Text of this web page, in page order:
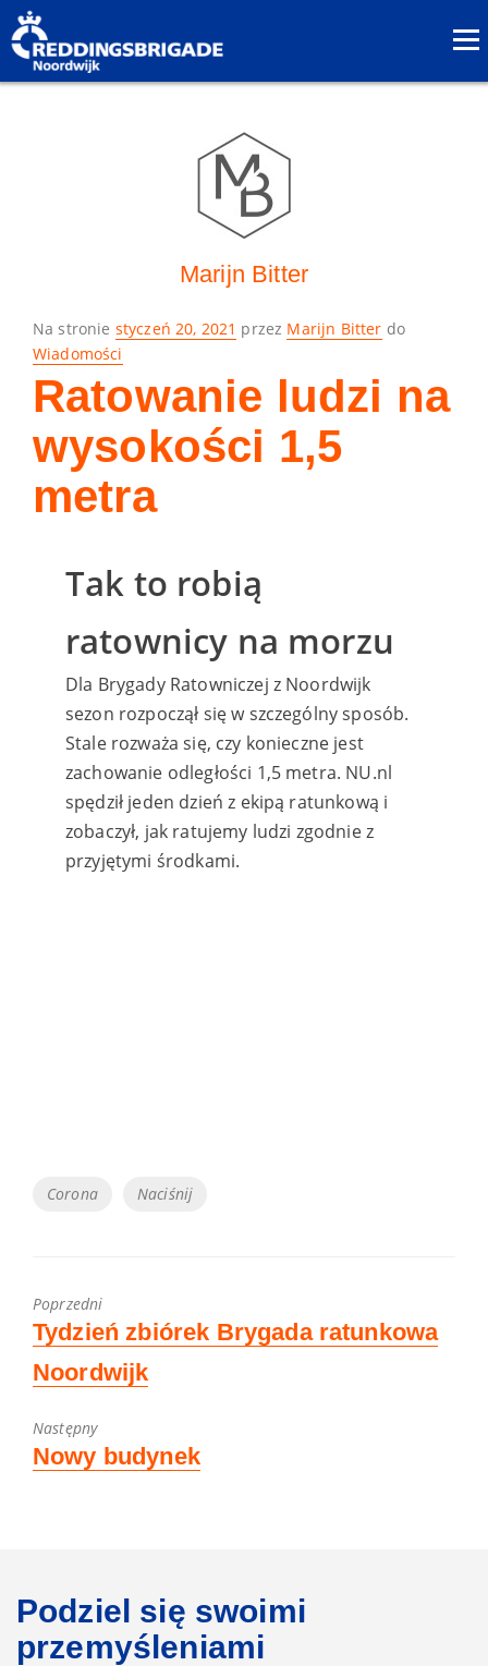
Marijn Bitter
Na stronie Posted
on
styczeń 20, 2021 przez Marijn Bitter do
Wiadomości
Ratowanie ludzi na
wysokości 1,5
metra
Tak to robią
ratownicy na morzu
Dla Brygady Ratowniczej z Noordwijk
sezon rozpoczął się w szczególny sposób.
Stale rozważa się, czy konieczne jest
zachowanie odległości 1,5 metra. NU.nl
spędził jeden dzień z ekipą ratunkową i
zobaczył, jak ratujemy ludzi zgodnie z
przyjętymi środkami.
Tagi
Corona Naciśnij
Poprzedni
Previous
post:
Tydzień zbiórek Brygada ratunkowa
Noordwijk
Następny
Next
post:
Nowy budynek
Podziel się swoimi
przemyśleniami